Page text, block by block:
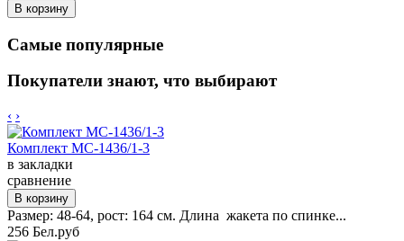
Самые популярные
Покупатели знают, что выбирают
‹ ›
Комплект MC-1436/1-3
в закладки
сравнение
Размер: 48-64, рост: 164 см. Длина жакета по спинке...
256 Бел.руб